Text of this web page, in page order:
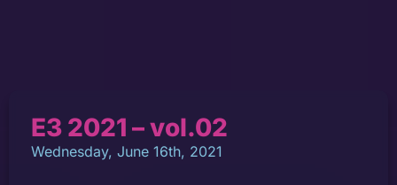
E3 2021 – vol.02
Wednesday, June 16th, 2021